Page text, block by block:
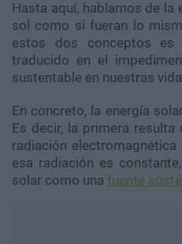
Hasta aquí, hablamos de la
sol como si fueran lo
estos dos conceptos
traducido en el
sustentable en nuestras
En concreto, la energía
Es decir, la primera
radiación
esa radiación es
solar como una fuente